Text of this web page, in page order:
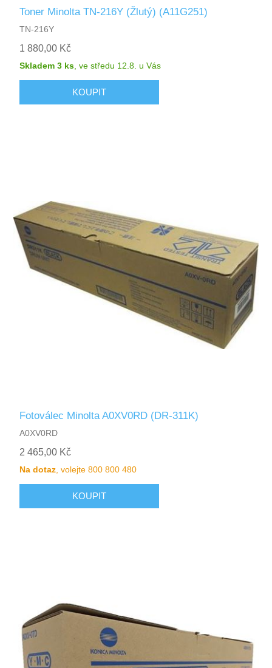
Toner Minolta TN-216Y (Žlutý) (A11G251)
TN-216Y
1 880,00 Kč
Skladem 3 ks ,ve středu 12.8. u Vás
Fotoválec Minolta A0XV0RD (DR-311K)
A0XV0RD
2 465,00 Kč
Na dotaz , volejte 800 800 480